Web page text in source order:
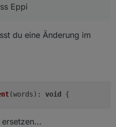
Eppi
du eine Änderung im
(words): void {